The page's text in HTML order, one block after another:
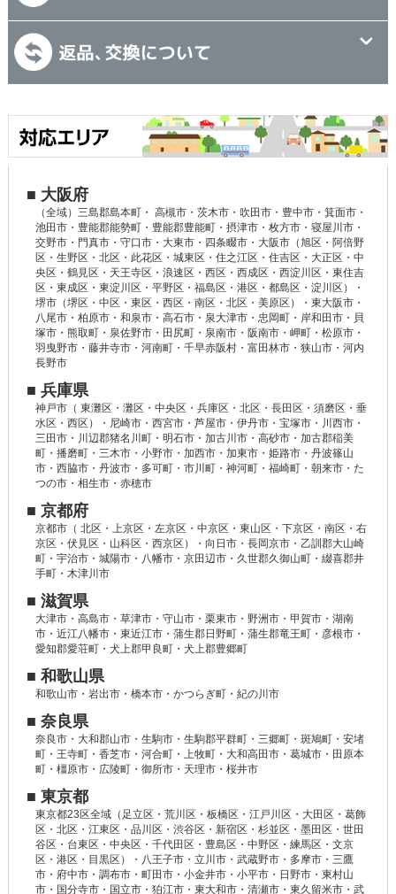
■ 大阪府
（全域）三島郡島本町・ 高槻市・茨木市・吹田市・豊中市・箕面市・
池田市・豊能郡能勢町・豊能郡豊能町・摂津市・枚方市・寝屋川市・
交野市・門真市・守口市・大東市・四条畷市・大阪市（旭区・阿倍野
区・生野区・北区・此花区・城東区・住之江区・住吉区・大正区・中
央区・鶴見区・天王寺区・浪速区・西区・西成区・西淀川区・東住吉
区・東成区・東淀川区・平野区・福島区・港区・都島区・淀川区）・
堺市（堺区・中区・東区・西区・南区・北区・美原区）・東大阪市・
八尾市・柏原市・和泉市・高石市・泉大津市・忠岡町・岸和田市・貝
塚市・熊取町・泉佐野市・田尻町・泉南市・阪南市・岬町・松原市・
羽曳野市・藤井寺市・河南町・千早赤阪村・富田林市・狭山市・河内
長野市
■ 兵庫県
神戸市（ 東灘区・灘区・中央区・兵庫区・北区・長田区・須磨区・垂
水区・西区）・尼崎市・西宮市・芦屋市・伊丹市・宝塚市・川西市・
三田市・川辺郡猪名川町・明石市・加古川市・高砂市・加古郡稲美
町・播磨町・三木市・小野市・加西市・加東市・姫路市・丹波篠山
市・西脇市・丹波市・多可町・市川町・神河町・福崎町・朝来市・た
つの市・相生市・赤穂市
■ 京都府
京都市（ 北区・上京区・左京区・中京区・東山区・下京区・南区・右
京区・伏見区・山科区・西京区）・向日市・長岡京市・乙訓郡大山崎
町・宇治市・城陽市・八幡市・京田辺市・久世郡久御山町・綴喜郡井
手町・木津川市
■ 滋賀県
大津市・高島市・草津市・守山市・栗東市・野洲市・甲賀市・湖南
市・近江八幡市・東近江市・蒲生郡日野町・蒲生郡竜王町・彦根市・
愛知郡愛荘町・犬上郡甲良町・犬上郡豊郷町
■ 和歌山県
和歌山市・岩出市・橋本市・かつらぎ町・紀の川市
■ 奈良県
奈良市・大和郡山市・生駒市・生駒郡平群町・三郷町・斑鳩町・安堵
町・王寺町・香芝市・河合町・上牧町・大和高田市・葛城市・田原本
町・橿原市・広陵町・御所市・天理市・桜井市
■ 東京都
東京都23区全域（足立区・荒川区・板橋区・江戸川区・大田区・葛飾
区・北区・江東区・品川区・渋谷区・新宿区・杉並区・墨田区・世田
谷区・台東区・中央区・千代田区・豊島区・中野区・練馬区・文京
区・港区・目黒区）・八王子市・立川市・武蔵野市・多摩市・三鷹
市・府中市・調布市・町田市・小金井市・小平市・日野市・東村山
市・国分寺市・国立市・狛江市・東大和市・清瀬市・東久留米市・武